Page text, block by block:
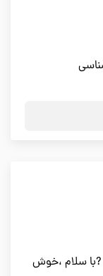
?با سلام ،خوش